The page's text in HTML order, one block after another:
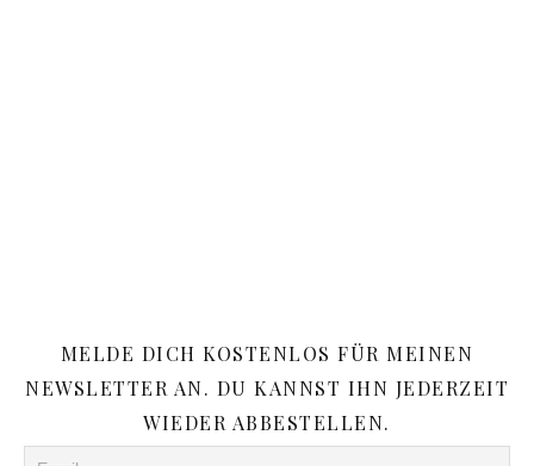
MELDE DICH KOSTENLOS FÜR MEINEN
NEWSLETTER AN. DU KANNST IHN JEDERZEIT
WIEDER ABBESTELLEN.